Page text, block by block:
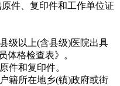
件、复印件和工作单位证
级以上(含县级)医院出具
体格检查表》。
件和复印件。
籍所在地乡(镇)政府或街